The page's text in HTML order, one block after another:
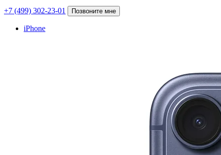
+7 (499) 302-23-01 Позвоните мне
iPhone